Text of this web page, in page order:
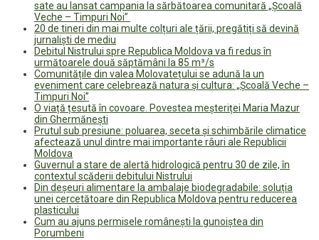
sate au lansat campania la sărbătoarea comunitară „Școală
Veche – Timpuri Noi”
20 de tineri din mai multe colțuri ale țării, pregătiți să devină
jurnaliști de mediu
Debitul Nistrului spre Republica Moldova va fi redus în
următoarele două săptămâni la 85 m³/s
Comunitățile din valea Molovatețului se adună la un
eveniment care celebrează natura și cultura: „Școală Veche –
Timpuri Noi”
O viață țesută în covoare. Povestea meșteriței Maria Mazur
din Ghermănești
Prutul sub presiune: poluarea, seceta și schimbările climatice
afectează unul dintre mai importante râuri ale Republicii
Moldova
Guvernul a stare de alertă hidrologică pentru 30 de zile, în
contextul scăderii debitului Nistrului
Din deșeuri alimentare la ambalaje biodegradabile: soluția
unei cercetătoare din Republica Moldova pentru reducerea
plasticului
Cum au ajuns permisele românești la gunoiștea din
Porumbeni